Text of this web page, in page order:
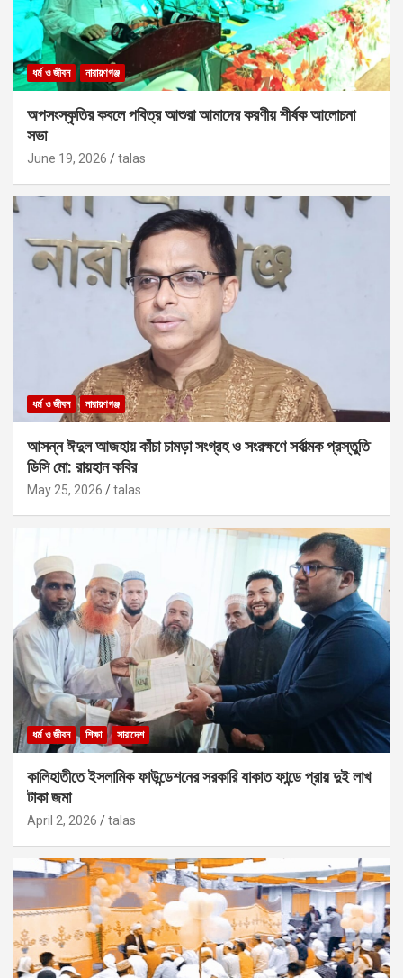
ধর্ম ও জীবন নারায়ণগঞ্জ
অপসংস্কৃতির কবলে পবিত্র আশুরা আমাদের করণীয় শীর্ষক আলোচনা
সভা
June 19, 2026 talas
ধর্ম ও জীবন নারায়ণগঞ্জ
আসন্ন ঈদুল আজহায় কাঁচা চামড়া সংগ্রহ ও সংরক্ষণে সর্বাত্মক প্রস্তুতি
ডিসি মো: রায়হান কবির
May 25, 2026 talas
ধর্ম ও জীবন শিক্ষা সারাদেশ
কালিহাতীতে ইসলামিক ফাউন্ডেশনের সরকারি যাকাত ফান্ডে প্রায় দুই লাখ
টাকা জমা
April 2, 2026 talas